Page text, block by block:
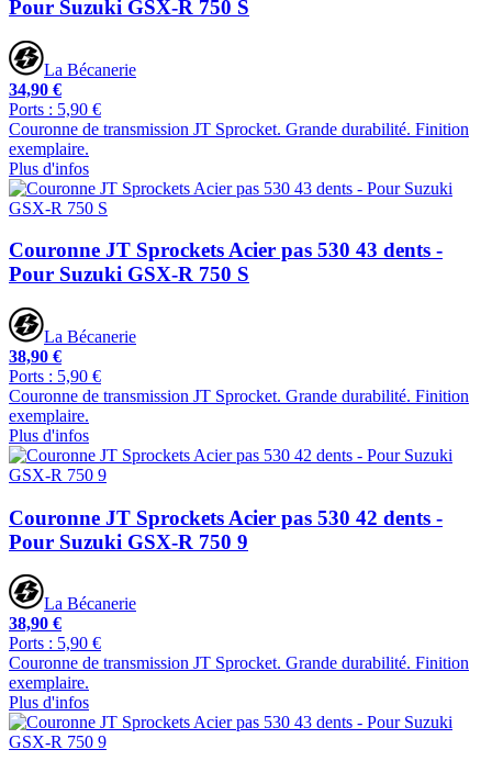
Pour Suzuki GSX-R 750 S
La Bécanerie
34,90 €
Ports : 5,90 €
Couronne de transmission JT Sprocket. Grande durabilité. Finition
exemplaire.
Plus d'infos
Couronne JT Sprockets Acier pas 530 43 dents -
Pour Suzuki GSX-R 750 S
La Bécanerie
38,90 €
Ports : 5,90 €
Couronne de transmission JT Sprocket. Grande durabilité. Finition
exemplaire.
Plus d'infos
Couronne JT Sprockets Acier pas 530 42 dents -
Pour Suzuki GSX-R 750 9
La Bécanerie
38,90 €
Ports : 5,90 €
Couronne de transmission JT Sprocket. Grande durabilité. Finition
exemplaire.
Plus d'infos